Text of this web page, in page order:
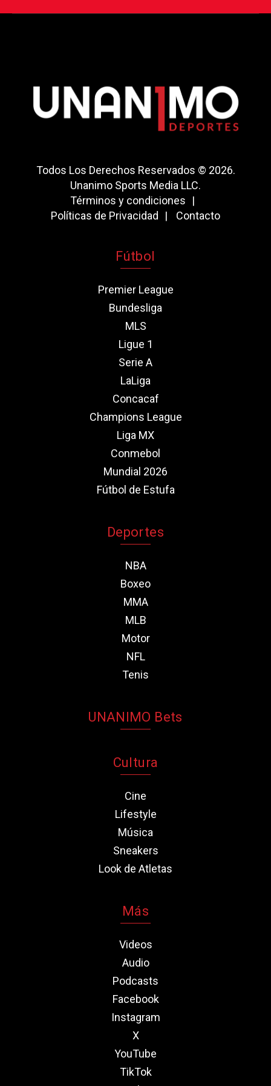
Todos Los Derechos Reservados © 2026.
Unanimo Sports Media LLC.
Términos y condiciones
Políticas de Privacidad
Contacto
Fútbol
Premier League
Bundesliga
MLS
Ligue 1
Serie A
LaLiga
Concacaf
Champions League
Liga MX
Conmebol
Mundial 2026
Fútbol de Estufa
Deportes
NBA
Boxeo
MMA
MLB
Motor
NFL
Tenis
UNANIMO Bets
Cultura
Cine
Lifestyle
Música
Sneakers
Look de Atletas
Más
Videos
Audio
Podcasts
Facebook
Instagram
X
YouTube
TikTok